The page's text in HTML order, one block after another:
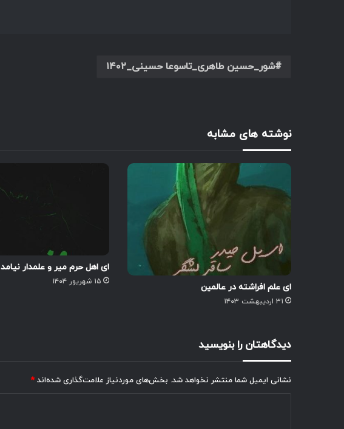
شور_حسین طاهری_تاسوعا حسینی_۱۴۰۲
نوشته های مشابه
ای علم افراشته در عالمین
۳۱ اردیبهشت ۱۴۰۳
ای اهل حرم میر و علمدار نیامد
۱۵ شهریور ۱۴۰۴
دیدگاهتان را بنویسید
نشانی ایمیل شما منتشر نخواهد شد. بخش‌های موردنیاز علامت‌گذاری شده‌اند *